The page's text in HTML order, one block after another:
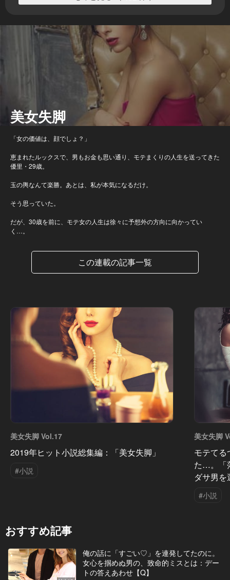
美女失脚
「女の価値は、顔でしょ？」
恵まれたルックスで、男もお金も思い通り、モテまくりの人生を送ってきた
優里・29歳。
玉の輿なんて楽勝。あとは、私が本気になるだけ。
そう思っていた。
だが、30歳を前に、モテ女の人生は徐々に予想外の方向に向かってい
く…。
この連載の記事一覧
美女失脚 Vol.17
2019年ヒット小説総集編：「美女失脚」
#小説
美女失脚
モテて
た…。「
ダサ男
#小説
おすすめ記事
俺の話に「すごい♡」を連発してたのに。
女心を掴めぬ男の、致命的ミスとは：デー
トの答えあわせ【Q】